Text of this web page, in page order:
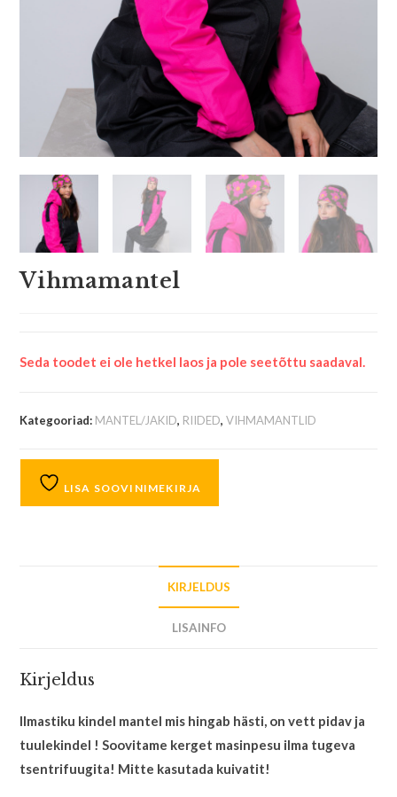
Vihmamantel
Seda toodet ei ole hetkel laos ja pole seetõttu saadaval.
Kategooriad: MANTEL/JAKID, RIIDED,VIHMAMANTLID
LISA SOOVINIMEKIRJA
KIRJELDUS
LISAINFO
Kirjeldus
Ilmastiku kindel mantel mis hingab hästi, on vett pidav ja
tuulekindel ! Soovitame kerget masinpesu ilma tugeva
tsentrifuugita! Mitte kasutada kuivatit!